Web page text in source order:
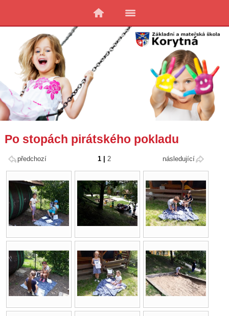
Po stopách pirátského pokladu
předchozí 1 2 následující